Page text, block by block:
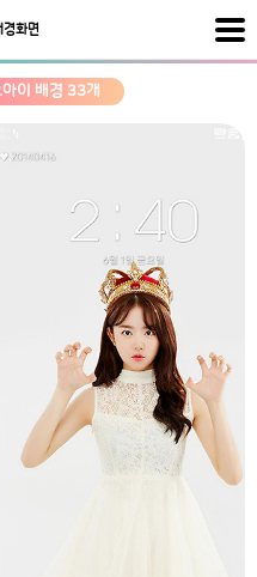
경화면
이 배경 33개